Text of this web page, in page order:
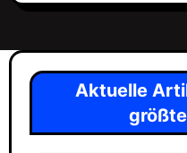
Aktuelle